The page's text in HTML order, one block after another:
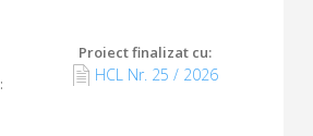
:
Proiect finalizat cu:
HCL Nr. 25 / 2026